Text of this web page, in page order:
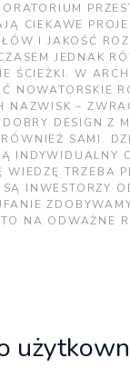
CIEKAWE
I JAKOŚĆ
JEDNAK
ŚCIEŻKI. W
NOWATORSKIE
NAZWISK –
DESIGN Z
SAMI.
WIEDZĘ TRZEBA
INWESTORZY
NA ODWAŻNE